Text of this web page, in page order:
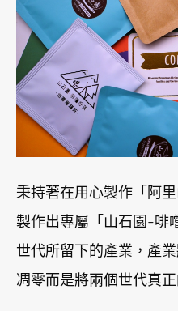
秉持著在用心製作「阿
製作出專屬「山石園-啡
世代所留下的產業，產
凋零而是將兩個世代真正